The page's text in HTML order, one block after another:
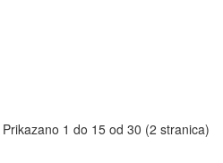
Prikazano 1 do 15 od 30 (2 stranica)